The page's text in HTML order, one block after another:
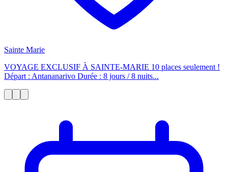
Sainte Marie
VOYAGE EXCLUSIF À SAINTE-MARIE 10 places seulement !
Départ : Antananarivo Durée : 8 jours / 8 nuits...